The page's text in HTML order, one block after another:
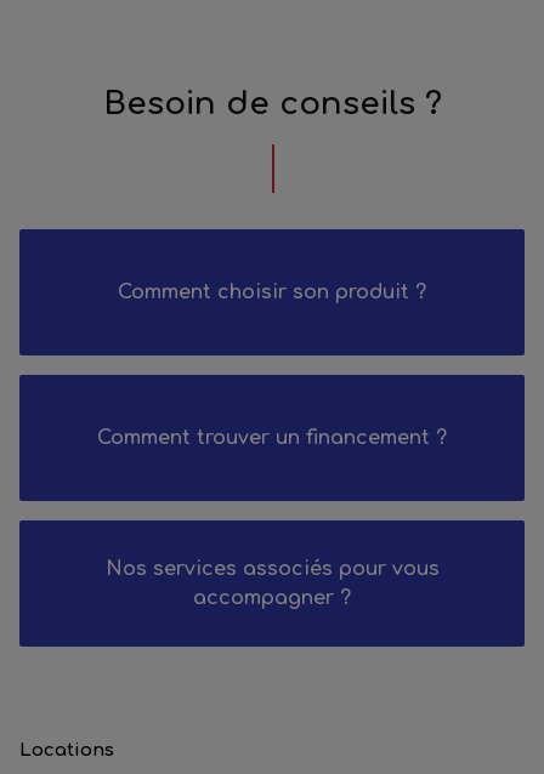
Besoin de conseils ?
Comment choisir son produit ?
Comment trouver un financement ?
Nos services associés pour vous
accompagner ?
Locations